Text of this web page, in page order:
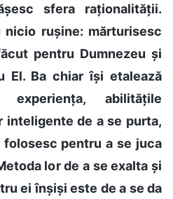
sfera raționalității.
nicio rușine: mărturisesc
pentru Dumnezeu și
El. Ba chiar își etalează
experiența, abilitățile
inteligente de a se purta,
pentru a se juca
lor de a se exalta și
ei înșiși este de a se da